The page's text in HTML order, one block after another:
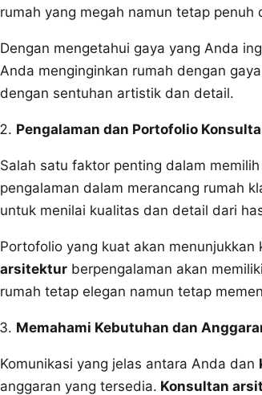
rumah yang megah namun tetap
Dengan mengetahui gaya yang Anda
Anda menginginkan rumah dengan
dengan sentuhan artistik dan detail.
Pengalaman dan Portofolio
Salah satu faktor penting dalam memilih
pengalaman dalam merancang rumah
untuk menilai kualitas dan detail dari
Portofolio yang kuat akan menunjukkan
arsitektur berpengalaman akan
rumah tetap elegan namun tetap
Memahami Kebutuhan dan
Komunikasi yang jelas antara Anda dan
anggaran yang tersedia. Konsultan